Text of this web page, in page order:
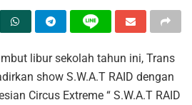
libur sekolah tahun ini, Trans
show S.W.A.T RAID dengan
Circus Extreme “ S.W.A.T RAID